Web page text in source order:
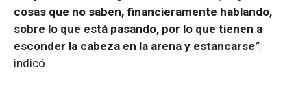
cosas que no saben, financieramente hablando,
sobre lo que está pasando, por lo que tienen a
esconder la cabeza en la arena y estancarse”.
indicó.